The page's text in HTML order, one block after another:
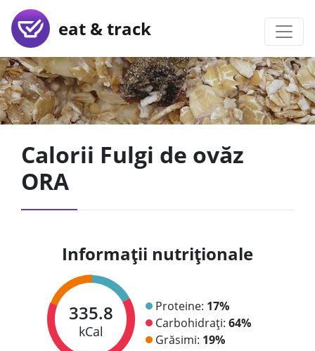
eat & track
Calorii Fulgi de ovăz
ORA
Informații nutriționale
335.8
kCal
Proteine: 17%
Carbohidrați: 64%
Grăsimi: 19%